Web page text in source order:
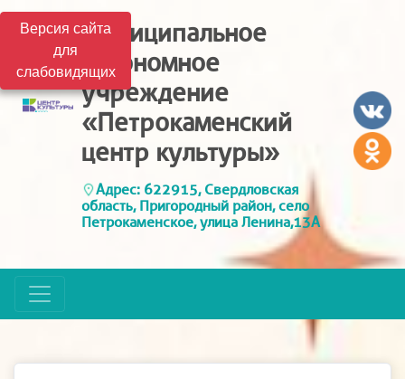
Версия сайта
для
слабовидящих
Муниципальное
автономное
учреждение
«Петрокаменский
центр культуры»
Адрес: 622915, Свердловская
область, Пригородный район, село
Петрокаменское, улица Ленина,13А